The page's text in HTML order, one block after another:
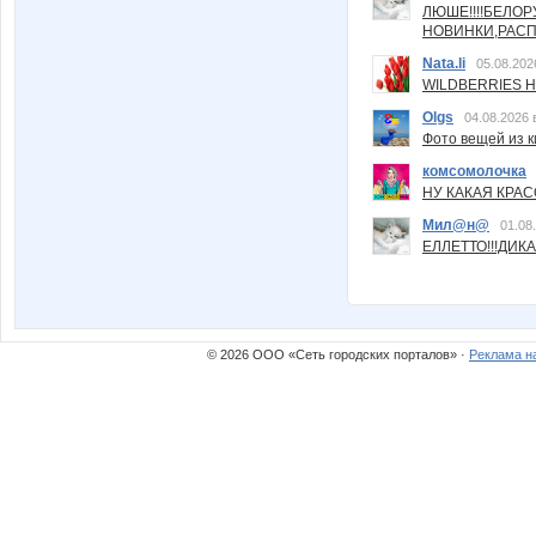
Nata.li
Olgs
04.08.2026
Фото вещей из
комсомолочка
НУ КАКАЯ
Мил@н@
© 2026 ООО «Сеть городских порталов» · Реклама